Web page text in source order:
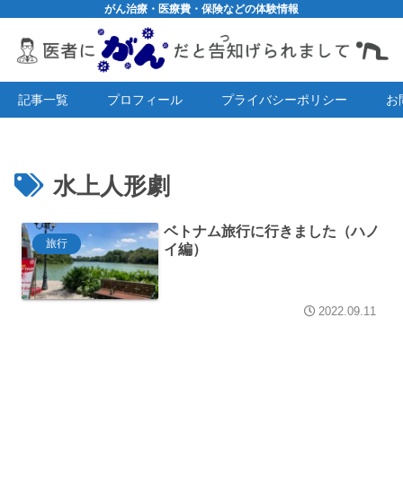
がん治療・医療費・保険などの体験情報
記事一覧 プロフィール プライバシーポリシー お
水上人形劇
旅行
ベトナム旅行に行きました（ハノ
イ編）
2022.09.11